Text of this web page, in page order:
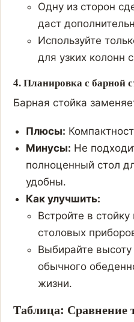
Одну из сторон
даст
Используйте
для узких колонн
4. Планировка с барной
Барная стойка
Плюсы:
Минусы: Не
полноценный стол
удобны.
Как улучшить:
Встройте в
столовых
Выбирайте
обычного
жизни.
Таблица: Сравнение